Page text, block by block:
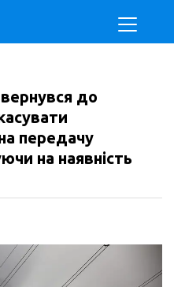
до
передачу
на наявність